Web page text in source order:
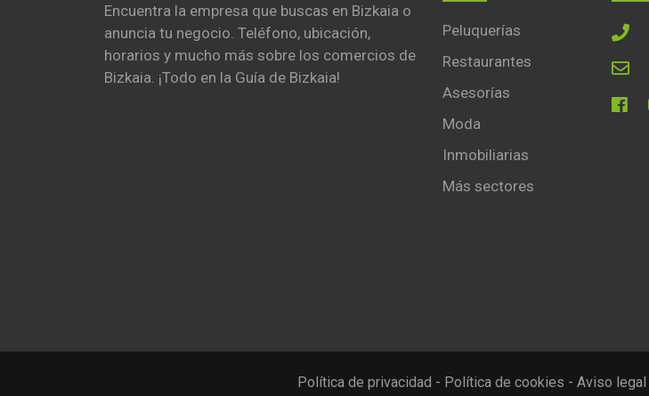
Encuentra la empresa que buscas en Bizkaia o
anuncia tu negocio. Teléfono, ubicación,
horarios y mucho más sobre los comercios de
Bizkaia. ¡Todo en la Guía de Bizkaia!
Peluquerías
Restaurantes
Asesorías
Moda
Inmobiliarias
Más sectores
Política de privacidad - Política de cookies - Aviso legal